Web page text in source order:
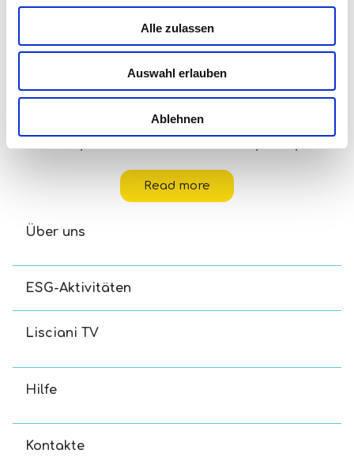
Alle zulassen
Auswahl erlauben
Ablehnen
Read more
Über uns
ESG-Aktivitäten
Lisciani TV
Hilfe
Kontakte